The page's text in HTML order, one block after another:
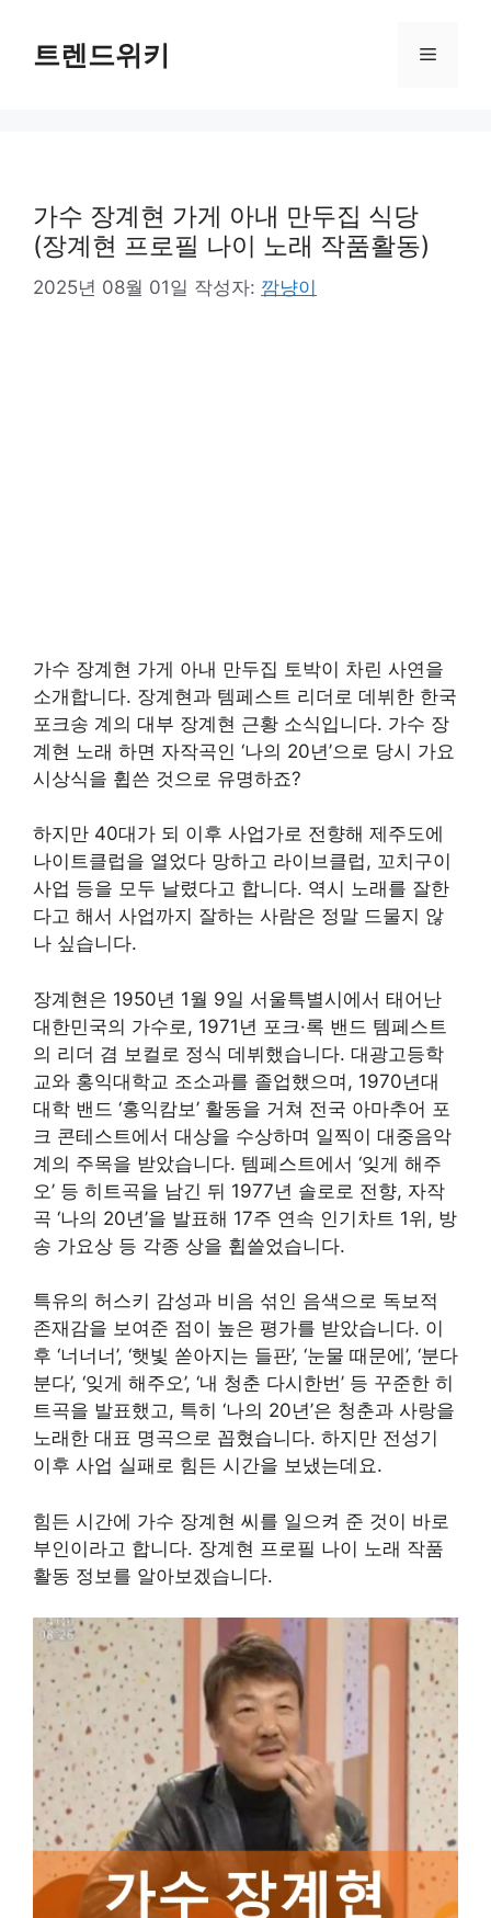
트렌드위키 메
가수 장계현 가게 아내 만두집 식당
(장계현 프로필 나이 노래 작품활동)
2025년 08월 01일 작성자: 깜냥이
가수 장계현 가게 아내 만두집 토박이 차린 사연을
소개합니다. 장계현과 템페스트 리더로 데뷔한 한국
포크송 계의 대부 장계현 근황 소식입니다. 가수 장
계현 노래 하면 자작곡인 ‘나의 20년’으로 당시 가요
시상식을 휩쓴 것으로 유명하죠?
하지만 40대가 되 이후 사업가로 전향해 제주도에
나이트클럽을 열었다 망하고 라이브클럽, 꼬치구이
사업 등을 모두 날렸다고 합니다. 역시 노래를 잘한
다고 해서 사업까지 잘하는 사람은 정말 드물지 않
나 싶습니다.
장계현은 1950년 1월 9일 서울특별시에서 태어난
대한민국의 가수로, 1971년 포크·록 밴드 템페스트
의 리더 겸 보컬로 정식 데뷔했습니다. 대광고등학
교와 홍익대학교 조소과를 졸업했으며, 1970년대
대학 밴드 ‘홍익캄보’ 활동을 거쳐 전국 아마추어 포
크 콘테스트에서 대상을 수상하며 일찍이 대중음악
계의 주목을 받았습니다. 템페스트에서 ‘잊게 해주
오’ 등 히트곡을 남긴 뒤 1977년 솔로로 전향, 자작
곡 ‘나의 20년’을 발표해 17주 연속 인기차트 1위, 방
송 가요상 등 각종 상을 휩쓸었습니다.
특유의 허스키 감성과 비음 섞인 음색으로 독보적
존재감을 보여준 점이 높은 평가를 받았습니다. 이
후 ‘너너너’, ‘햇빛 쏟아지는 들판’, ‘눈물 때문에’, ‘분다
분다’, ‘잊게 해주오’, ‘내 청춘 다시한번’ 등 꾸준한 히
트곡을 발표했고, 특히 ‘나의 20년’은 청춘과 사랑을
노래한 대표 명곡으로 꼽혔습니다. 하지만 전성기
이후 사업 실패로 힘든 시간을 보냈는데요.
힘든 시간에 가수 장계현 씨를 일으켜 준 것이 바로
부인이라고 합니다. 장계현 프로필 나이 노래 작품
활동 정보를 알아보겠습니다.